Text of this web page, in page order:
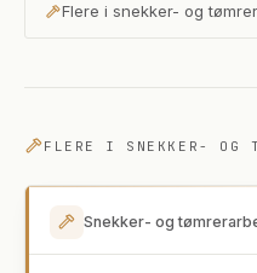
Flere i snekker- og
FLERE I SNEKKER- OG
Snekker- og